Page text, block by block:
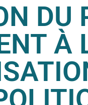
DU
À